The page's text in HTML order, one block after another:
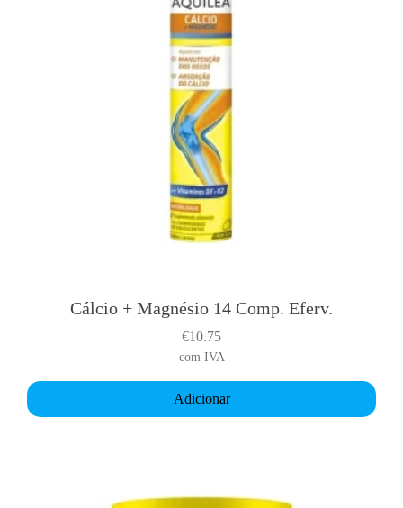
Cálcio + Magnésio 14 Comp. Eferv.
€10.75
com IVA
Adicionar